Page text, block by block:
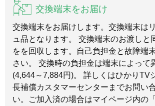
交換端末をお届け
交換端末をお届けします。交換端末は
ュ品となります。 交換端末のお渡しと
をを回収します。自己負担金と故障端
さい。 交換時の負担金は端末によって
(4,644～7,884円)。 詳しくはひかりTV
長補償カスタマーセンターまでお問い
い。ご加入済の場合はマイページ内の